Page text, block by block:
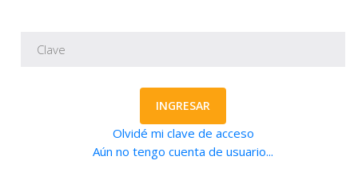
INGRESAR
Olvidé mi clave de acceso
Aún no tengo cuenta de usuario...